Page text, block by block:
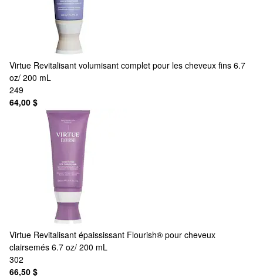
Virtue Revitalisant volumisant complet pour les cheveux fins 6.7
oz/ 200 mL
249
64,00 $
Virtue Revitalisant épaississant Flourish® pour cheveux
clairsemés 6.7 oz/ 200 mL
302
66,50 $